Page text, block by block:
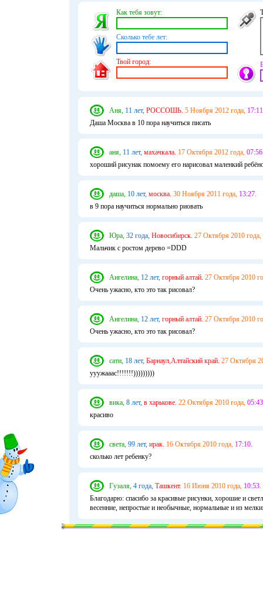
Как тебя зовут:
Сколько тебе лет:
Твой город:
Аня, 11 лет, РОССОШЬ. 5 Ноября 2012 года,
Даша Москва в 10 пора научиться писать
аня, 11 лет, махачкала. 17 Октября 2012 года,
хороший рисунак помоему его нарисовал маленкий
даша, 10 лет, москва. 30 Ноября 2011 года, 13:27.
в 9 пора научиться нормально риовать
Юра, 32 года, Новосибирск. 27 Октября 2010 года,
Мальчик с ростом дерево =DDD
Ангелина, 12 лет, горный алтай. 27 Октября 2010
Очень ужасно, кто это так рисовал?
Ангелина, 12 лет, горный алтай. 27 Октября 2010
Очень ужасно, кто это так рисовал?
сати, 18 лет, Барнаул,Алтайский край. 27 Октября
ууужааас!!!!!!!)))))))))
вика, 8 лет, в харькове. 22 Октября 2010 года,
красиво
света, 99 лет, ирак. 16 Октября 2010 года, 17:10.
сколько лет ребенку?
Гузаля, 4 года, Ташкент. 16 Июня 2010 года, 10:53.
Благодарю: спасибо за красивые рисунки, хорошие и
весенние, непростые и необычные, нормальные и из